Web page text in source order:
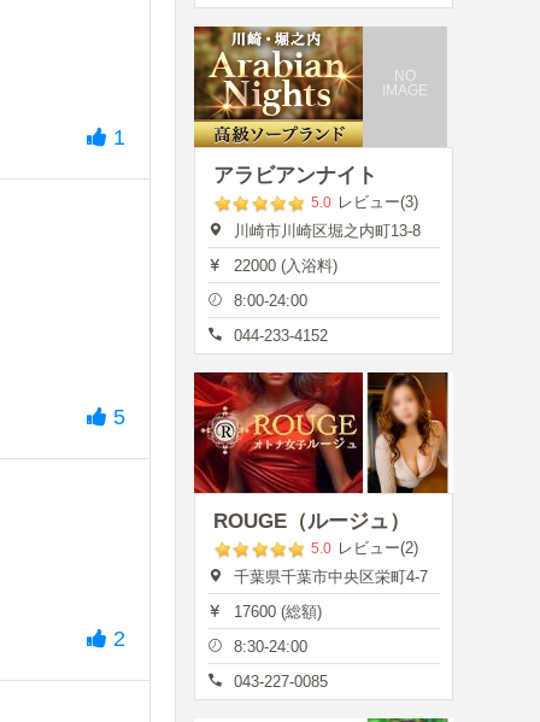
1
5
2
NO
IMAGE
アラビアンナイト
5.0 レビュー(3)
川崎市川崎区堀之内町13-8
22000 (入浴料)
8:00-24:00
044-233-4152
ROUGE（ルージュ）
5.0 レビュー(2)
千葉県千葉市中央区栄町4-7
17600 (総額)
8:30-24:00
043-227-0085